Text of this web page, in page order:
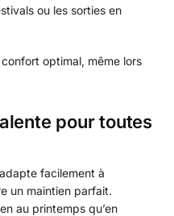
ou les sorties en
optimal, même lors
pour toutes
facilement à
un maintien parfait.
au printemps qu’en